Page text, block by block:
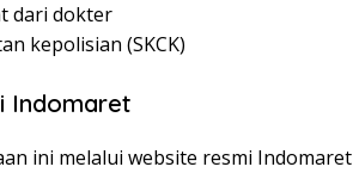
dari dokter
kepolisian (SKCK)
Indomaret
ini melalui website resmi Indomaret